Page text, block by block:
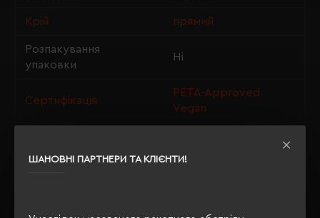
ШАНОВНІ ПАРТНЕРИ ТА КЛІЄНТИ!
Крій прямий
Розпакування
упаковки
Ні
Сертифікація
PETA-Approved
Vegan